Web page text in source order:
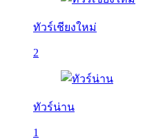
ทัวร์เชียงใหม่
2
ทัวร์น่าน
1